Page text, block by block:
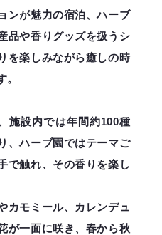
ンが魅力の宿泊、ハーブ
品や香りグッズを扱うシ
を楽しみながら癒しの時
施設内では年間約100種
、ハーブ園ではテーマご
で触れ、その香りを楽し
カモミール、カレンデュ
が一面に咲き、春から秋